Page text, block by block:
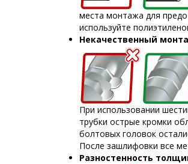
места монтажа для
используйте
Некачественный
При использовании
трубки острые кромки
болтовых головок
После зашлифовки все
Разностенность